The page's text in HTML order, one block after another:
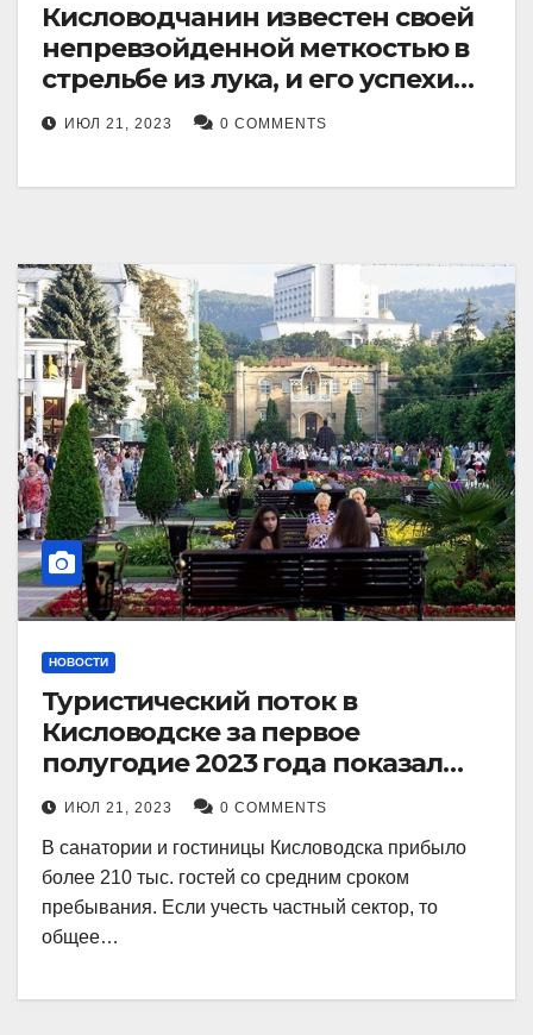
Кисловодчанин известен своей
непревзойденной меткостью в
стрельбе из лука, и его успехи
прославили его в
Ставропольском крае.
ИЮЛ 21, 2023 0 COMMENTS
НОВОСТИ
Туристический поток в
Кисловодске за первое
полугодие 2023 года показал
рекордный рост в 21 процент.
ИЮЛ 21, 2023 0 COMMENTS
В санатории и гостиницы Кисловодска прибыло
более 210 тыс. гостей со средним сроком
пребывания. Если учесть частный сектор, то
общее…